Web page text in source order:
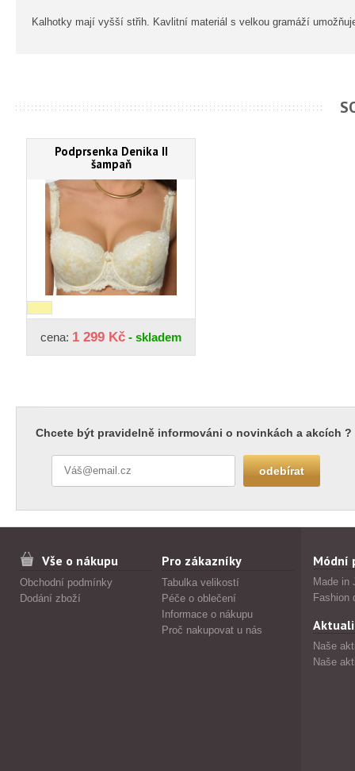
Kalhotky mají vyšší střih. Kavlitní materiál s velkou gramáží
Podprsenka Denika II
šampaň
cena: 1 299 Kč - skladem
Chcete být pravidelně informováni o novinkách a akcích ?
Vše o nákupu
Obchodní podmínky
Dodání zboží
Pro zákazníky
Tabulka velikostí
Péče o oblečení
Informace o nákupu
Proč nakupovat u nás
Módní
Made in
Fashion
Naše
Naše